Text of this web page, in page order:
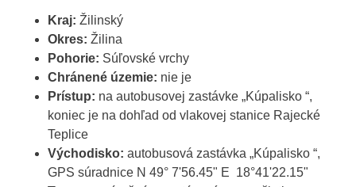
Kraj: Žilinský
Okres: Žilina
Pohorie: Súľovské vrchy
Chránené územie: nie je
Prístup: na autobusovej zastávke „Kúpalisko “,
koniec je na dohľad od vlakovej stanice Rajecké
Teplice
Východisko: autobusová zastávka „Kúpalisko “,
GPS súradnice N 49° 7'56.45" E 18°41'22.15"